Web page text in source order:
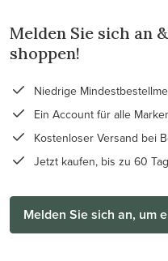
Melden Sie sich an
shoppen!
Niedrige
Ein Account für alle
Kostenloser Versand bei
Jetzt kaufen, bis zu 60
Melden Sie sich an, um